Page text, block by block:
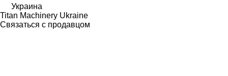
Украина
Titan Machinery Ukraine
Связаться с продавцом